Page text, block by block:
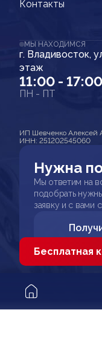
Контакты
МЫ НАХОДИМСЯ
г. Владивосток,
этаж
11:00 - 17:00
ПН - ПТ
ИП Шевченко Алексей
ИНН: 251202545060
Нужна
Мы ответим на
подобрать
заявку и с вами
Бесплатная